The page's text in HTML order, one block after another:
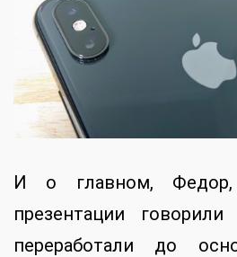
И о главном,
презентации
переработали до